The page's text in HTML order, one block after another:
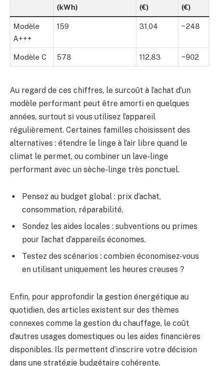
(kWh)
(€)
(€)
Modèle
A+++
159 31,04 ~248
Modèle C 578 112,83 ~902
Au regard de ces chiffres, le surcoût à l’achat d’un
modèle performant peut être amorti en quelques
années, surtout si vous utilisez l’appareil
régulièrement. Certaines familles choisissent des
alternatives : étendre le linge à l’air libre quand le
climat le permet, ou combiner un lave-linge
performant avec un sèche-linge très ponctuel.
Pensez au budget global : prix d’achat,
consommation, réparabilité.
Sondez les aides locales : subventions ou primes
pour l’achat d’appareils économes.
Testez des scénarios : combien économisez-vous
en utilisant uniquement les heures creuses ?
Enfin, pour approfondir la gestion énergétique au
quotidien, des articles existent sur des thèmes
connexes comme la gestion du chauffage, le coût
d’autres usages domestiques ou les aides financières
disponibles. Ils permettent d’inscrire votre décision
dans une stratégie budgétaire cohérente.